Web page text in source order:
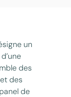
un
des
des
de